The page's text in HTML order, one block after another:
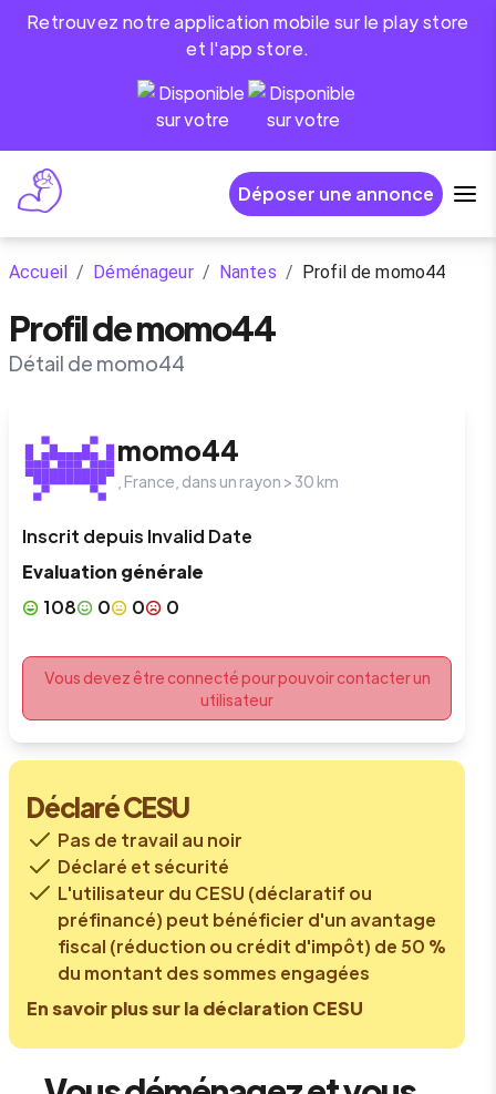
Retrouvez notre application mobile sur le play store
et l'app store.
Déposer une annonce
Accueil / Déménageur / Nantes / Profil de momo44
Profil de momo44
Détail de momo44
momo44
France , dans un rayon > 30 km
Inscrit depuis Invalid Date
Evaluation générale
108
0 0 0
Vous devez être connecté pour pouvoir contacter un
utilisateur
Déclaré CESU
Pas de travail au noir
Déclaré et sécurité
L'utilisateur du CESU (déclaratif ou
préfinancé) peut bénéficier d'un avantage
fiscal (réduction ou crédit d'impôt) de 50 %
du montant des sommes engagées
En savoir plus sur la déclaration CESU